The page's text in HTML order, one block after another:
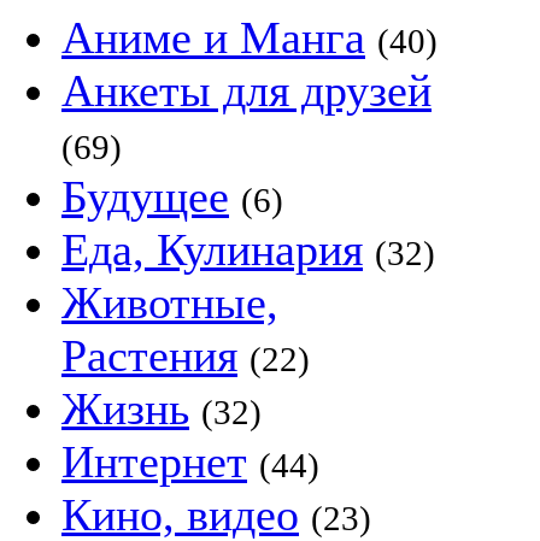
Аниме и Манга (40)
Анкеты для друзей
(69)
Будущее (6)
Еда, Кулинария (32)
Животные,
Растения (22)
Жизнь (32)
Интернет (44)
Кино, видео (23)